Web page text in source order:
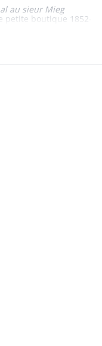
au sieur Mieg
petite boutique 1852-
chasse (1867) 1867-